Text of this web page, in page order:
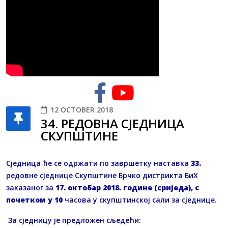
12 OCTOBER 2018
34. РЕДОВНA СЈЕДНИЦA
СКУПШТИНЕ
Сједница ће се одржати по завршетку наставка 33.
редовне сједнице Скупштине Брчко дистрикта БиХ
заказаног за 17. октобар 2018. године (сриједа), с
почетком у 10 часова у скупштинској сали за сједнице.
За сједницу је предложен сљедећи: